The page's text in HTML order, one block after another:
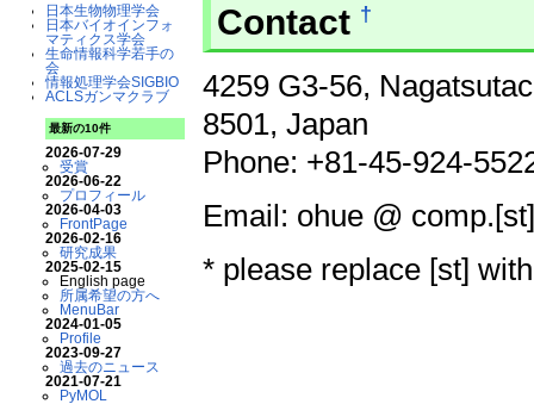
日本生物物理学会
日本バイオインフォ
マティクス学会
生命情報科学若手の
会
情報処理学会SIGBIO
ACLSガンマクラブ
最新の10件
2026-07-29
受賞
2026-06-22
プロフィール
2026-04-03
FrontPage
2026-02-16
研究成果
2025-02-15
English page
所属希望の方へ
MenuBar
2024-01-05
Profile
2023-09-27
過去のニュース
2021-07-21
PyMOL
Contact †
4259 G3-56,
8501, Japan
Phone: +81-45-924-
Email: ohue @
* please replace [st]